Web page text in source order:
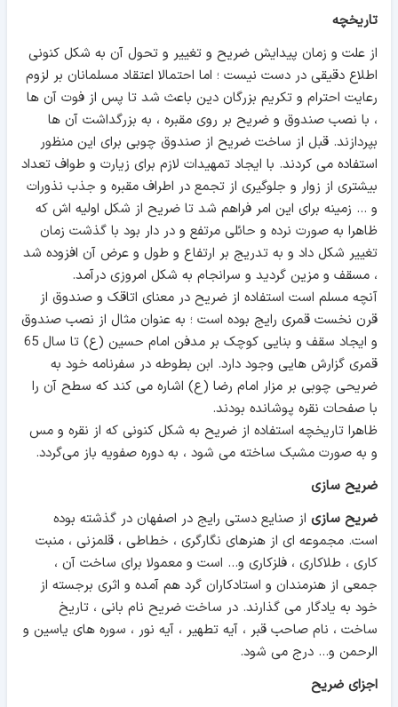
تاریخچه
از علت و زمان پیدایش ضریح و تغییر و تحول آن به شکل کنونی
اطلاع دقیقی در دست نیست ؛ اما احتمالا اعتقاد مسلمانان بر لزوم
رعایت احترام و تکریم بزرگان دین باعث شد تا پس از فوت آن ها
، با نصب صندوق و ضریح بر روی مقبره ، به بزرگداشت آن ها
بپردازند. قبل از ساخت ضریح از صندوق چوبی برای این منظور
استفاده می کردند. با ایجاد تمهیدات لازم برای زیارت و طواف تعداد
بیشتری از زوار و جلوگیری از تجمع در اطراف مقبره و جذب نذورات
و ... زمینه برای این امر فراهم شد تا ضریح از شکل اولیه اش که
ظاهرا به صورت نرده و حائلی مرتفع و در دار بود با گذشت زمان
تغییر شکل داد و به تدریج بر ارتفاع و طول و عرض آن افزوده شد
، مسقف و مزین گردید و سرانجام به شکل امروزی درآمد.
آنچه مسلم است استفاده از ضریح در معنای اتاقک و صندوق از
قرن نخست قمری رایج بوده است ؛ به عنوان مثال از نصب صندوق
و ایجاد سقف و بنایی کوچک بر مدفن امام حسین (ع) تا سال 65
قمری گزارش هایی وجود دارد. ابن بطوطه در سفرنامه خود به
ضریحی چوبی بر مزار امام رضا (ع) اشاره می کند که سطح آن را
با صفحات نقره پوشانده بودند.
ظاهرا تاریخچه استفاده از ضریح به شکل کنونی که از نقره و مس
و به صورت مشبک ساخته می شود ، به دوره صفویه باز می‌گردد.
ضریح سازی
ضریح سازی از صنایع دستی رایج در اصفهان در گذشته بوده
است. مجموعه ای از هنرهای نگارگری ، خطاطی ، قلمزنی ، منبت
کاری ، طلاکاری ، فلزکاری و... است و معمولا برای ساخت آن ،
جمعی از هنرمندان و استادکاران گرد هم آمده و اثری برجسته از
خود به یادگار می گذارند. در ساخت ضریح نام بانی ، تاریخ
ساخت ، نام صاحب قبر ، آیه تطهیر ، آیه نور ، سوره های یاسین و
الرحمن و... درج می شود.
اجزای ضریح